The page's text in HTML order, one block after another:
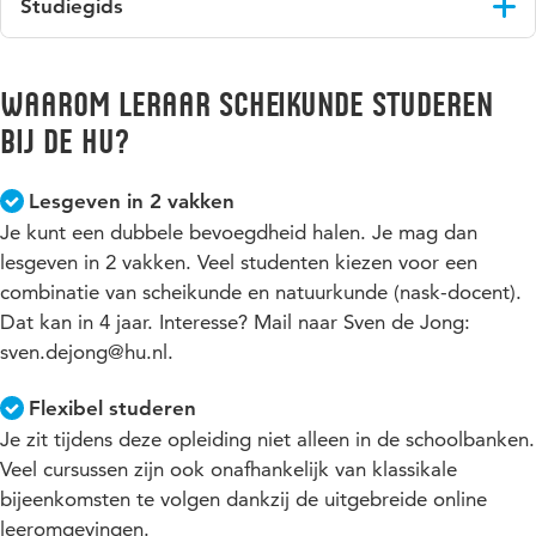
Lees meer over extra ondersteuning en faciliteiten
Lees meer over collegegeld en betalen
kunt het advies gebruiken om door te stromen óf te stoppen.
Studiegids
Ga naar de studiegids
Waarom Leraar Scheikunde studeren
bij de HU?
Lesgeven in 2 vakken
Je kunt een dubbele bevoegdheid halen. Je mag dan
lesgeven in 2 vakken. Veel studenten kiezen voor een
combinatie van scheikunde en natuurkunde (nask-docent).
Dat kan in 4 jaar. Interesse? Mail naar Sven de Jong:
sven.dejong@hu.nl.
Flexibel studeren
Je zit tijdens deze opleiding niet alleen in de schoolbanken.
Veel cursussen zijn ook onafhankelijk van klassikale
bijeenkomsten te volgen dankzij de uitgebreide online
leeromgevingen.